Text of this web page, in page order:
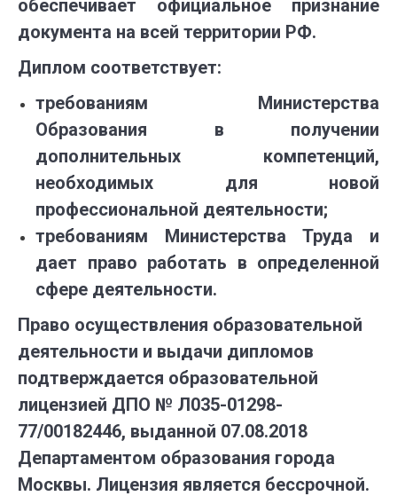
обеспечивает официальное признание
документа на всей территории РФ.
Диплом соответствует:
требованиям Министерства
Образования в получении
дополнительных компетенций,
необходимых для новой
профессиональной деятельности;
требованиям Министерства Труда и
дает право работать в определенной
сфере деятельности.
Право осуществления образовательной
деятельности и выдачи дипломов
подтверждается образовательной
лицензией ДПО № Л035-01298-
77/00182446, выданной 07.08.2018
Департаментом образования города
Москвы. Лицензия является бессрочной.